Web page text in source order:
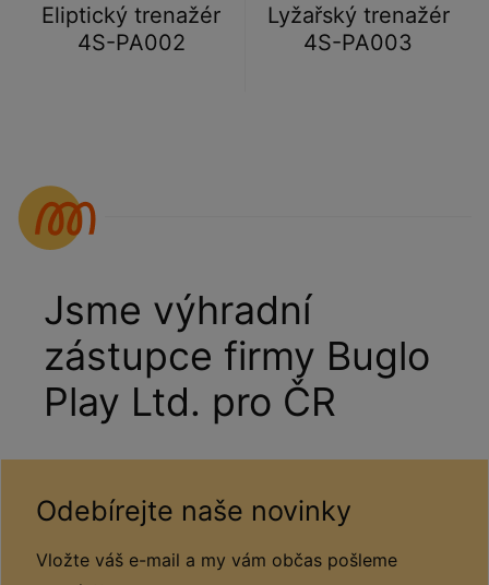
Eliptický trenažér
4S-PA002
Lyžařský trenažér
4S-PA003
Jsme výhradní
zástupce firmy Buglo
Play Ltd. pro ČR
Odebírejte naše novinky
Vložte váš e-mail a my vám občas pošleme